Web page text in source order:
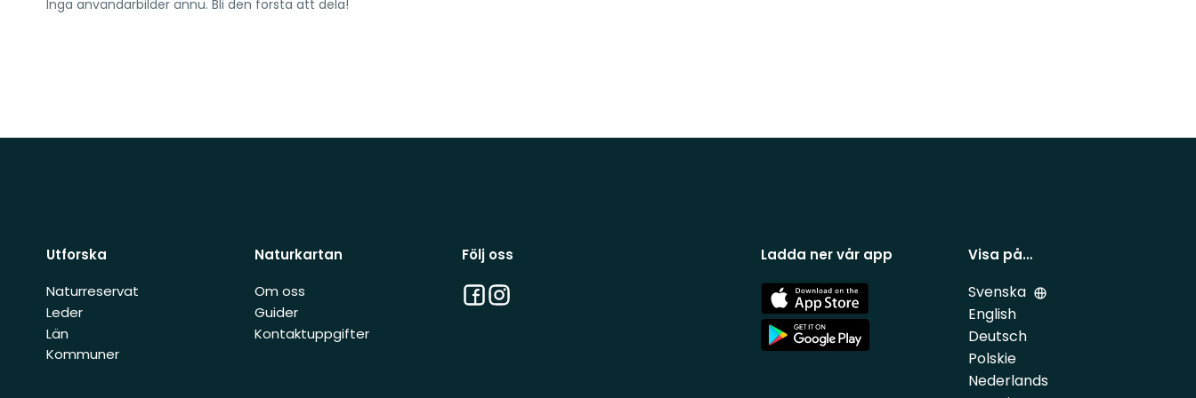
Inga användarbilder ännu. Bli den första att dela!
Utforska
Naturreservat
Leder
Län
Kommuner
Naturkartan
Om oss
Guider
Kontaktuppgifter
Följ oss
Facebook
Instagram
Ladda ner vår app
App
Store
App
Store
Visa på…
Svenska
English
Deutsch
Polskie
Nederlands